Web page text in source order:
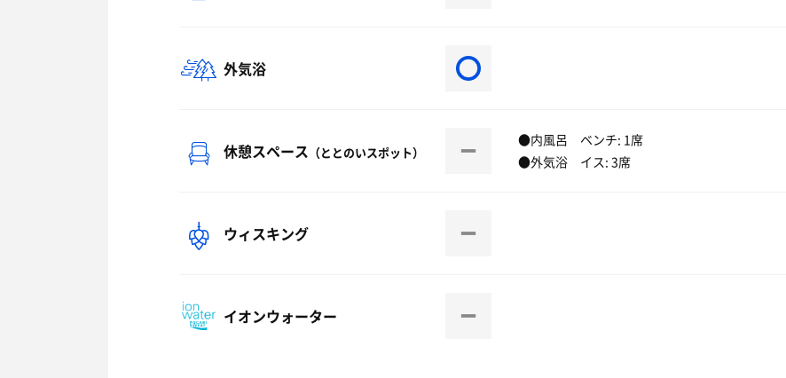
外気浴
休憩スペース （ととのいスポット）
●内風呂 ベンチ: 1席
●外気浴 イス: 3席
ウィスキング
イオンウォーター